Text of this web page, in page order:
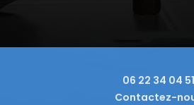
06 22 34 04 51
Contactez-